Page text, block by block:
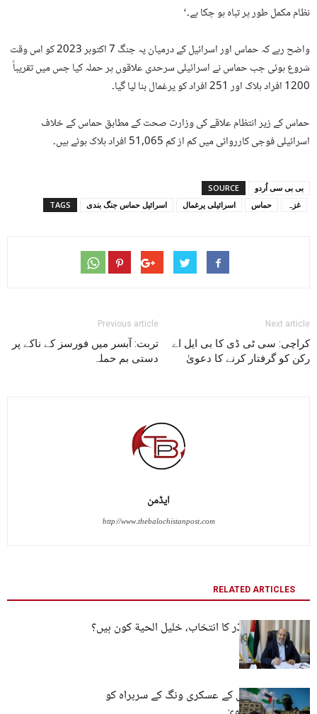
نظام مکمل طور پر تباہ ہو چکا ہے۔‘
واضح رہے کہ حماس اور اسرائیل کے درمیان یہ جنگ 7 اکتوبر 2023 کو اس وقت
شروع ہوئی جب حماس نے اسرائیلی سرحدی علاقوں پر حملہ کیا جس میں تقریباً
1200 افراد ہلاک اور 251 افراد کو یرغمال بنا لیا گیا۔
حماس کے زیر انتظام علاقے کی وزارت صحت کے مطابق حماس کے خلاف
اسرائیلی فوجی کارروائی میں کم از کم 51,065 افراد ہلاک ہوئے ہیں۔
SOURCE
بی بی سی اُردو
TAGS
اسرائیل حماس جنگ بندی اسرائیلی یرغمال حماس غزہ
Previous article
تربت: آبسر میں فورسز کے ناکے پر
دستی بم حملہ
Next article
کراچی: سی ٹی ڈی کا بی ایل اے
رکن کو گرفتار کرنے کا دعویٰ
ایڈمن
http://www.thebalochistanpost.com
RELATED ARTICLES
حماس کے نئے لیڈر کا انتخاب، خليل الحية کون ہیں؟
اسرائیل کا حماس کے عسکری ونگ کے سربراہ کو